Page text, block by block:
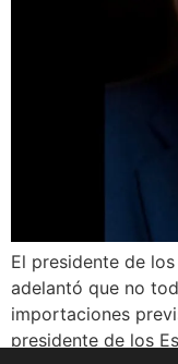
El presidente de
adelantó que no
importaciones
presidente de los